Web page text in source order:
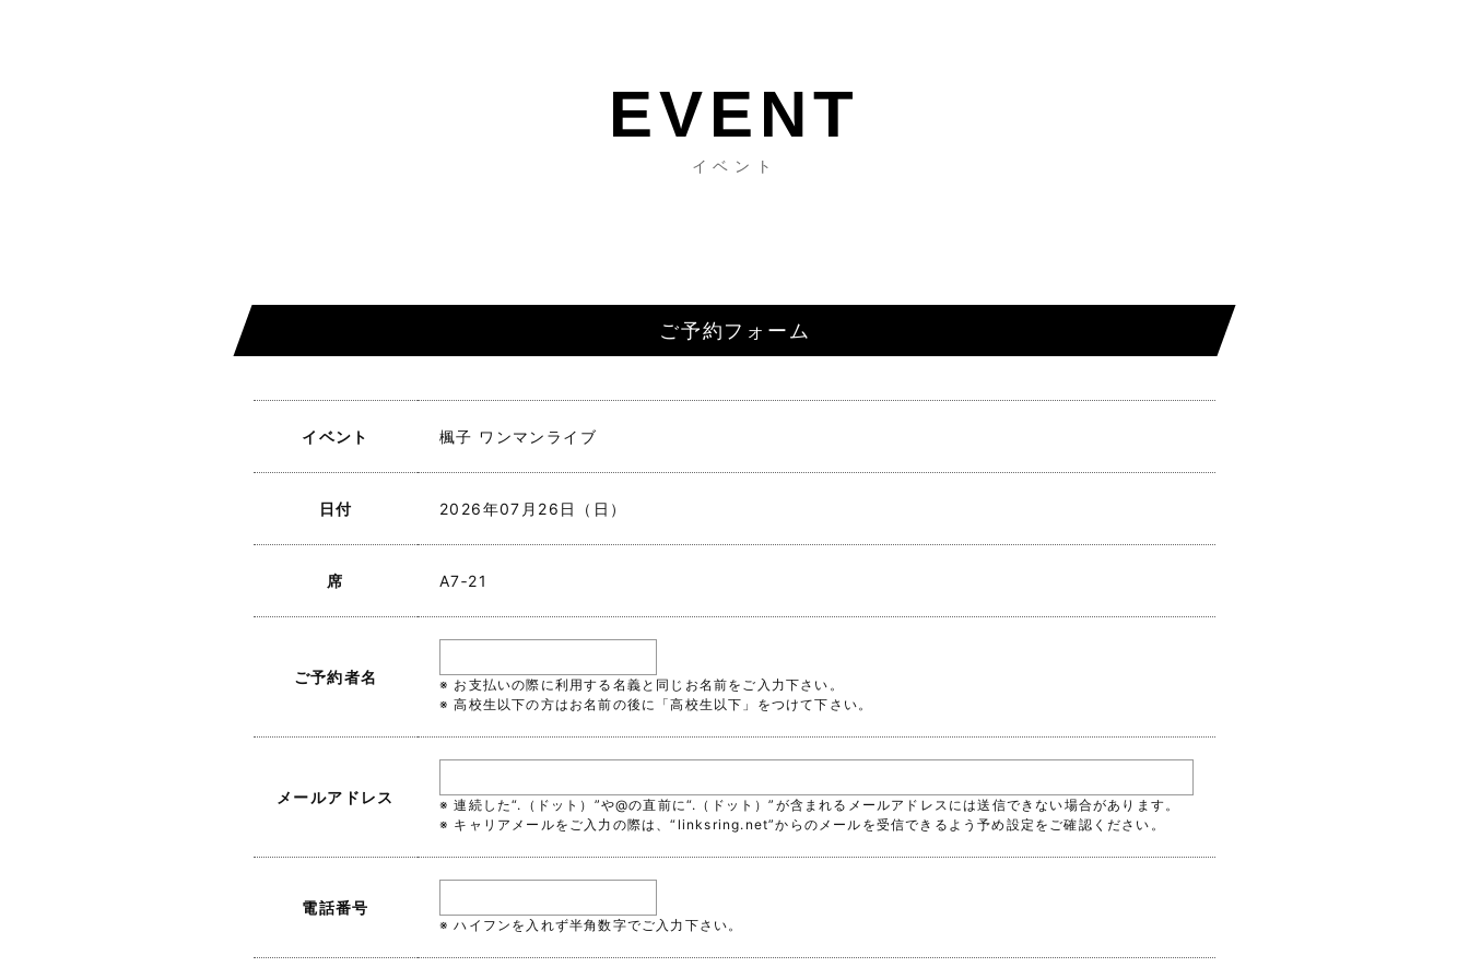
イベント
ご予約フォーム
イベント 楓子 ワンマンライブ
日付 2026年07月26日（日）
席 A7‐21
ご予約者名
※ お支払いの際に利用する名義と同じお名前をご入力下さい。
※ 高校生以下の方はお名前の後に「高校生以下」をつけて下さい。
メールアドレス
※ 連続した“.（ドット）”や@の直前に“.（ドット）”が含まれるメールアドレスには送信できない場合があります。
※ キャリアメールをご入力の際は、“linksring.net”からのメールを受信できるよう予め設定をご確認ください。
電話番号
※ ハイフンを入れず半角数字でご入力下さい。